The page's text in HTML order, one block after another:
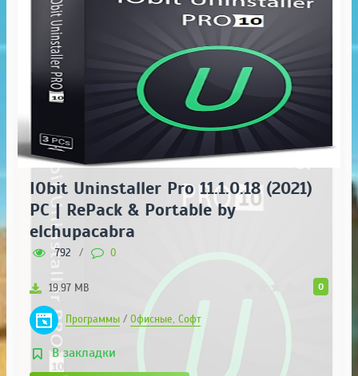
IObit Uninstaller Pro 11.1.0.18 (2021)
РС | RePack & Portable by
elchupacabra
792 / 0
0
19.97 MB
Программы / Офисные, Софт
В закладки